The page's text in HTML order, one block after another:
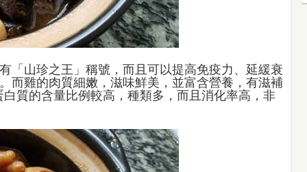
「山珍之王」稱號，而且可以提高免疫力、延緩衰
而雞的肉質細嫩，滋味鮮美，並富含營養，有滋補
質的含量比例較高，種類多，而且消化率高，非